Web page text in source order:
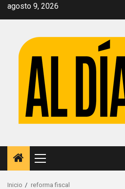
Saltar
agosto 9, 2026
Menú
principal
Inicio reforma fiscal